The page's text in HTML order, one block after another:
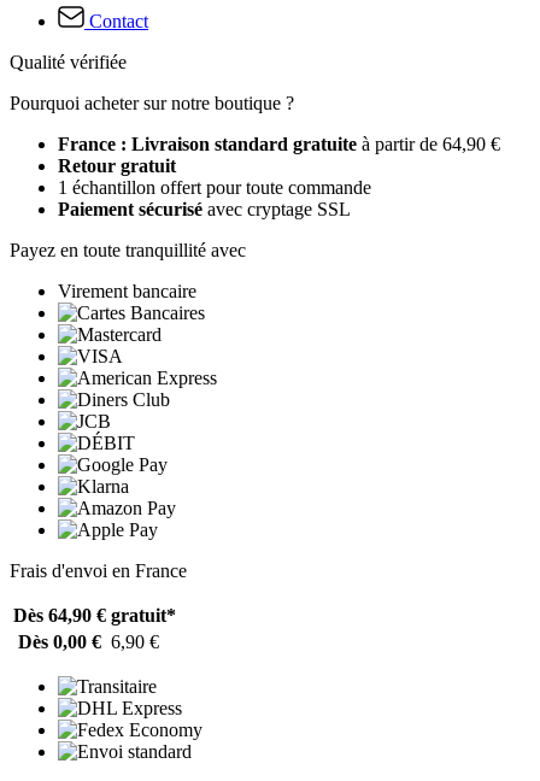
Contact
Qualité vérifiée
Pourquoi acheter sur notre boutique ?
France : Livraison standard gratuite à partir de 64,90 €
Retour gratuit
1 échantillon offert pour toute commande
Paiement sécurisé avec cryptage SSL
Payez en toute tranquillité avec
Virement bancaire
Frais d'envoi en France
Dès 64,90 € gratuit*
Dès 0,00 € 6,90 €